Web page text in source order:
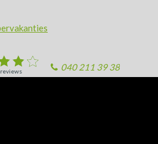
040 211 39 38
reviews